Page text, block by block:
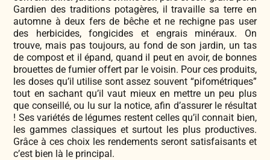
Gardien des traditions potagères, il travaille sa terre en
automne à deux fers de bêche et ne rechigne pas user
des herbicides, fongicides et engrais minéraux. On
trouve, mais pas toujours, au fond de son jardin, un tas
de compost et il épand, quand il peut en avoir, de bonnes
brouettes de fumier offert par le voisin. Pour ces produits,
les doses qu’il utilise sont assez souvent “pifométriques”
tout en sachant qu’il vaut mieux en mettre un peu plus
que conseillé, ou lu sur la notice, afin d’assurer le résultat
! Ses variétés de légumes restent celles qu’il connait bien,
les gammes classiques et surtout les plus productives.
Grâce à ces choix les rendements seront satisfaisants et
c’est bien là le principal.